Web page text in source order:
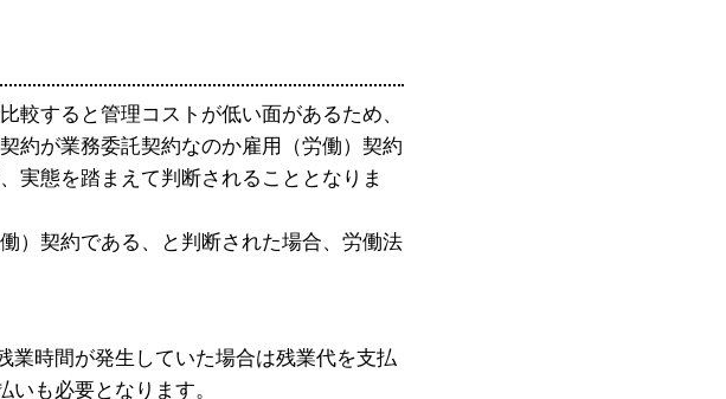
すると管理コストが低い面があるため、
約が業務委託契約なのか雇用（労働）契約
実態を踏まえて判断されることとなりま
）契約である、と判断された場合、労働法
業時間が発生していた場合は残業代を支払
も必要となります。